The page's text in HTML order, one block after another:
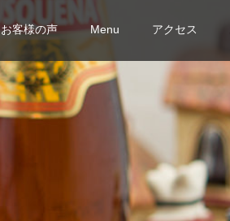
お客様の声 Menu アクセス